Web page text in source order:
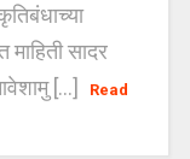
सादर
[...]
Read